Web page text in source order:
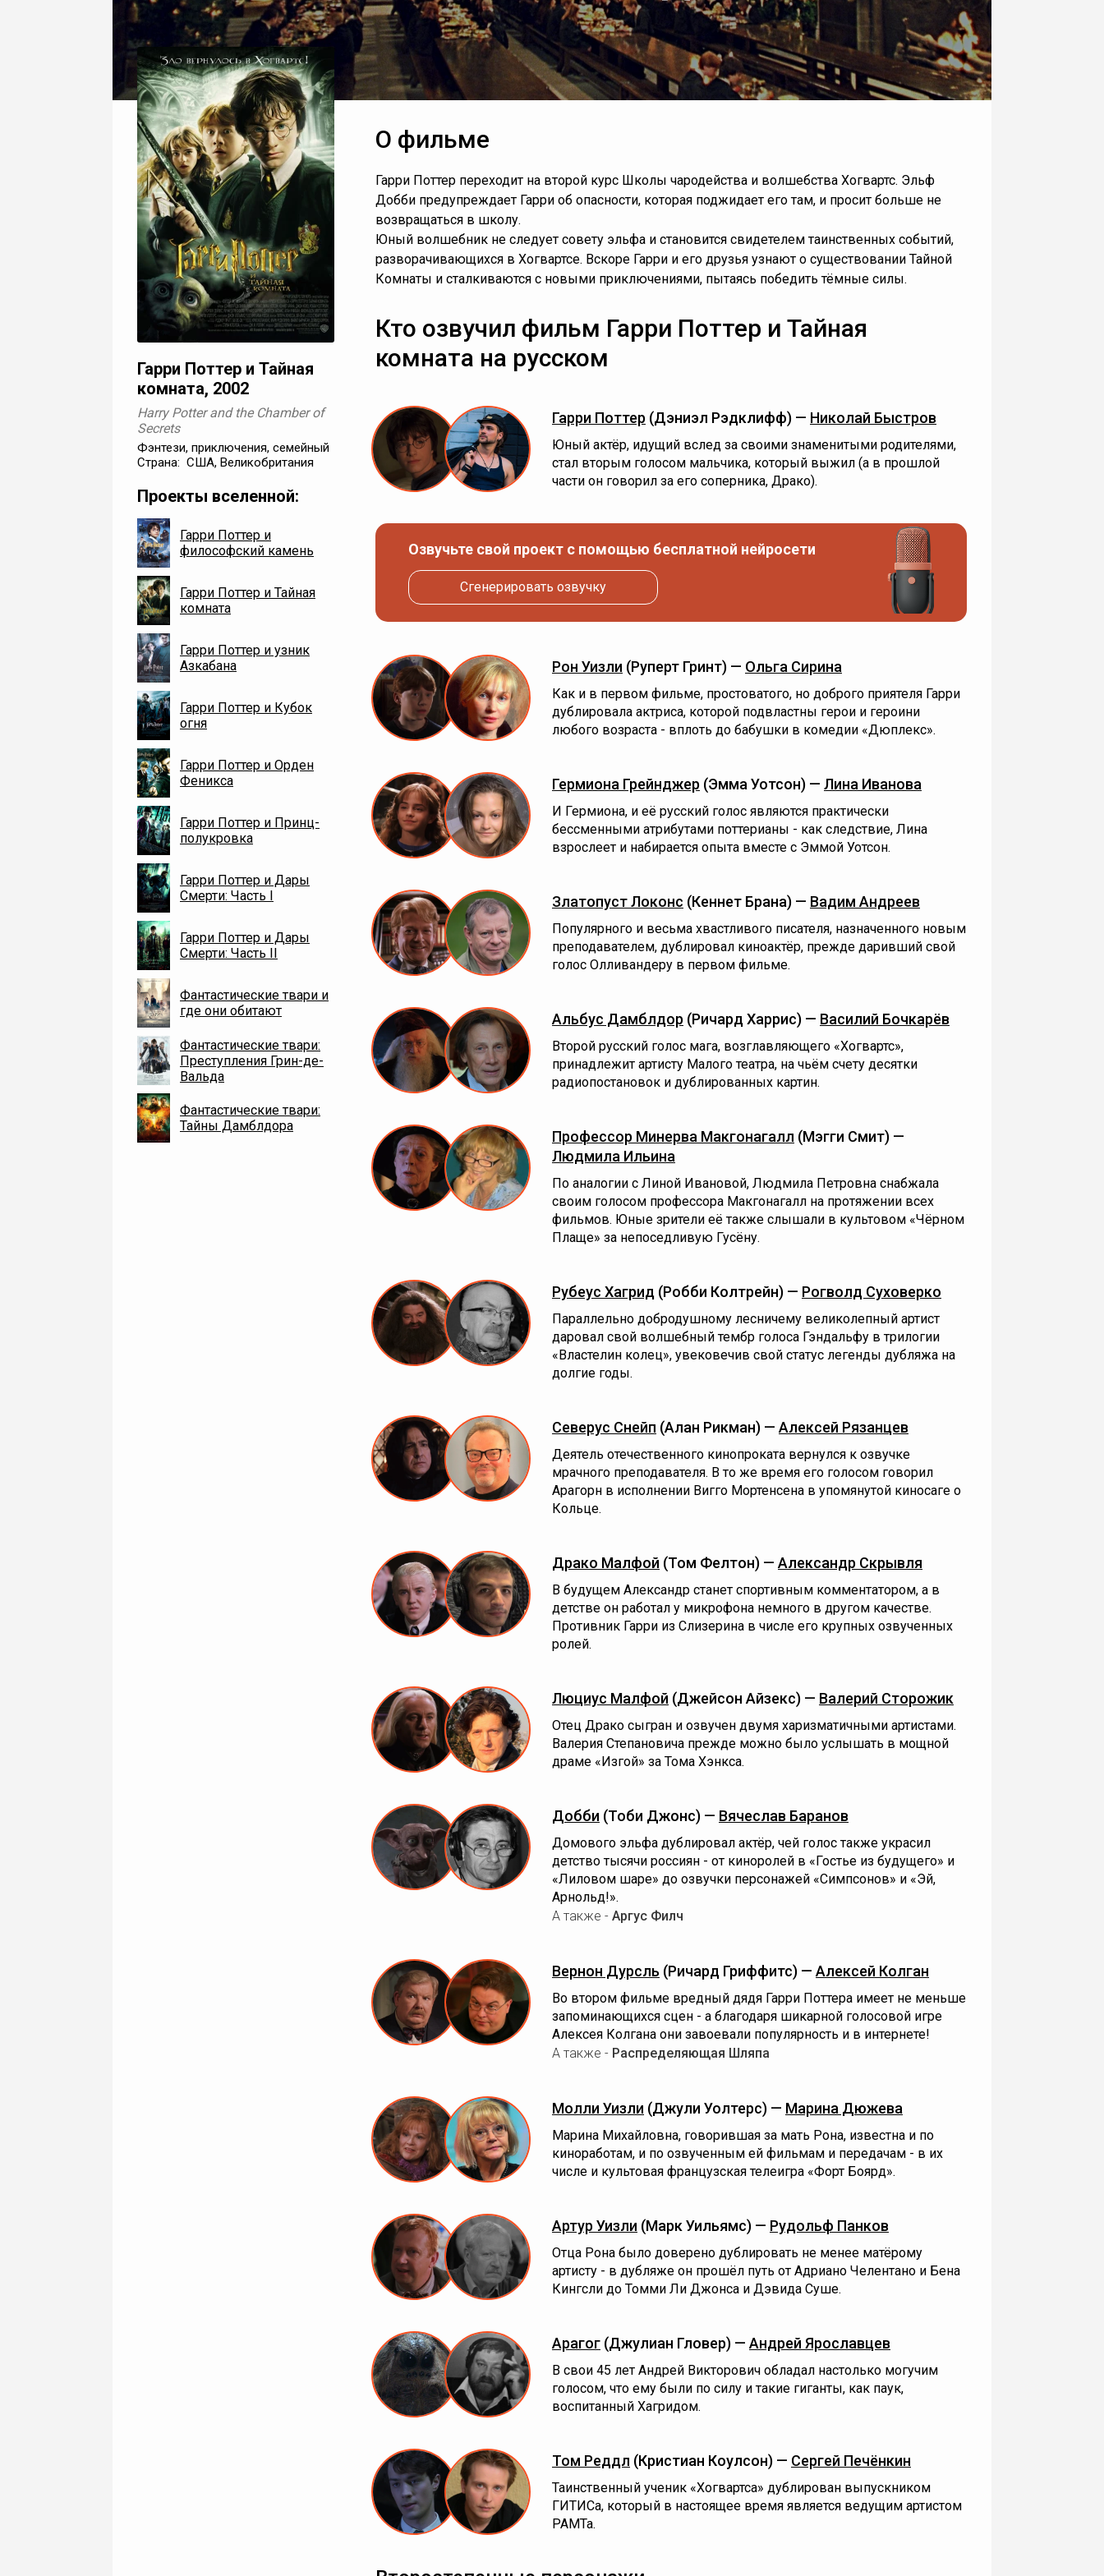
Гарри Поттер и Тайная
комната, 2002
Harry Potter and the Chamber of
Secrets
Фэнтези, приключения, семейный
Страна: США, Великобритания
Проекты вселенной:
Гарри Поттер и
философский камень
Гарри Поттер и Тайная
комната
Гарри Поттер и узник
Азкабана
Гарри Поттер и Кубок
огня
Гарри Поттер и Орден
Феникса
Гарри Поттер и Принц-
полукровка
Гарри Поттер и Дары
Смерти: Часть I
Гарри Поттер и Дары
Смерти: Часть II
Фантастические твари и
где они обитают
Фантастические твари:
Преступления Грин-де-
Вальда
Фантастические твари:
Тайны Дамблдора
О фильме
Гарри Поттер переходит на второй курс Школы чародейства и волшебства Хогвартс. Эльф
Добби предупреждает Гарри об опасности, которая поджидает его там, и просит больше не
возвращаться в школу.
Юный волшебник не следует совету эльфа и становится свидетелем таинственных событий,
разворачивающихся в Хогвартсе. Вскоре Гарри и его друзья узнают о существовании Тайной
Комнаты и сталкиваются с новыми приключениями, пытаясь победить тёмные силы.
Кто озвучил фильм Гарри Поттер и Тайная
комната на русском
Гарри Поттер (Дэниэл Рэдклифф) — Николай Быстров
Юный актёр, идущий вслед за своими знаменитыми родителями,
стал вторым голосом мальчика, который выжил (а в прошлой
части он говорил за его соперника, Драко).
Озвучьте свой проект с помощью бесплатной нейросети
Сгенерировать озвучку
Рон Уизли (Руперт Гринт) — Ольга Сирина
Как и в первом фильме, простоватого, но доброго приятеля Гарри
дублировала актриса, которой подвластны герои и героини
любого возраста - вплоть до бабушки в комедии «Дюплекс».
Гермиона Грейнджер (Эмма Уотсон) — Лина Иванова
И Гермиона, и её русский голос являются практически
бессменными атрибутами поттерианы - как следствие, Лина
взрослеет и набирается опыта вместе с Эммой Уотсон.
Златопуст Локонс (Кеннет Брана) — Вадим Андреев
Популярного и весьма хвастливого писателя, назначенного новым
преподавателем, дублировал киноактёр, прежде даривший свой
голос Олливандеру в первом фильме.
Альбус Дамблдор (Ричард Харрис) — Василий Бочкарёв
Второй русский голос мага, возглавляющего «Хогвартс»,
принадлежит артисту Малого театра, на чьём счету десятки
радиопостановок и дублированных картин.
Профессор Минерва Макгонагалл (Мэгги Смит) —
Людмила Ильина
По аналогии с Линой Ивановой, Людмила Петровна снабжала
своим голосом профессора Макгонагалл на протяжении всех
фильмов. Юные зрители её также слышали в культовом «Чёрном
Плаще» за непоседливую Гусёну.
Рубеус Хагрид (Робби Колтрейн) — Рогволд Суховерко
Параллельно добродушному лесничему великолепный артист
даровал свой волшебный тембр голоса Гэндальфу в трилогии
«Властелин колец», увековечив свой статус легенды дубляжа на
долгие годы.
Северус Снейп (Алан Рикман) — Алексей Рязанцев
Деятель отечественного кинопроката вернулся к озвучке
мрачного преподавателя. В то же время его голосом говорил
Арагорн в исполнении Вигго Мортенсена в упомянутой киносаге о
Кольце.
Драко Малфой (Том Фелтон) — Александр Скрывля
В будущем Александр станет спортивным комментатором, а в
детстве он работал у микрофона немного в другом качестве.
Противник Гарри из Слизерина в числе его крупных озвученных
ролей.
Люциус Малфой (Джейсон Айзекс) — Валерий Сторожик
Отец Драко сыгран и озвучен двумя харизматичными артистами.
Валерия Степановича прежде можно было услышать в мощной
драме «Изгой» за Тома Хэнкса.
Добби (Тоби Джонс) — Вячеслав Баранов
Домового эльфа дублировал актёр, чей голос также украсил
детство тысячи россиян - от киноролей в «Гостье из будущего» и
«Лиловом шаре» до озвучки персонажей «Симпсонов» и «Эй,
Арнольд!».
А также - Аргус Филч
Вернон Дурсль (Ричард Гриффитс) — Алексей Колган
Во втором фильме вредный дядя Гарри Поттера имеет не меньше
запоминающихся сцен - а благодаря шикарной голосовой игре
Алексея Колгана они завоевали популярность и в интернете!
А также - Распределяющая Шляпа
Молли Уизли (Джули Уолтерс) — Марина Дюжева
Марина Михайловна, говорившая за мать Рона, известна и по
киноработам, и по озвученным ей фильмам и передачам - в их
числе и культовая французская телеигра «Форт Боярд».
Артур Уизли (Марк Уильямс) — Рудольф Панков
Отца Рона было доверено дублировать не менее матёрому
артисту - в дубляже он прошёл путь от Адриано Челентано и Бена
Кингсли до Томми Ли Джонса и Дэвида Суше.
Арагог (Джулиан Гловер) — Андрей Ярославцев
В свои 45 лет Андрей Викторович обладал настолько могучим
голосом, что ему были по силу и такие гиганты, как паук,
воспитанный Хагридом.
Том Реддл (Кристиан Коулсон) — Сергей Печёнкин
Таинственный ученик «Хогвартса» дублирован выпускником
ГИТИСа, который в настоящее время является ведущим артистом
РАМТа.